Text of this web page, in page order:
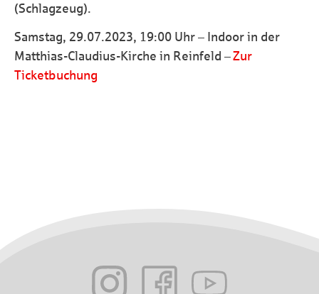
(Schlagzeug).
Samstag, 29.07.2023, 19:00 Uhr – Indoor in der
Matthias-Claudius-Kirche in Reinfeld –Zur
Ticketbuchung